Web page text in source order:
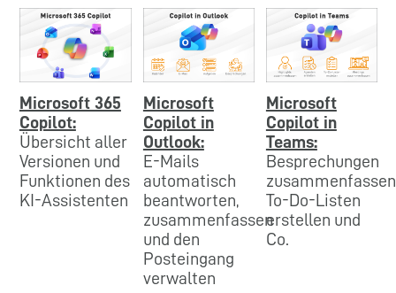
Microsoft 365
Copilot:
Übersicht aller
Versionen und
Funktionen des
KI-Assistenten
Microsoft
Copilot in
Outlook:
E-Mails
automatisch
beantworten,
zusammenfassen
und den
Posteingang
verwalten
Microsoft
Copilot in
Teams:
Besprechungen
To-Do-Listen
erstellen und
Co.